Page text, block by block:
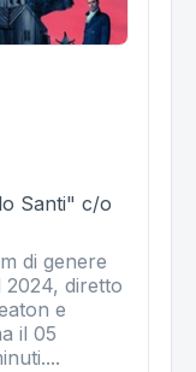
Santi" c/o
di genere
diretto
e
il 05